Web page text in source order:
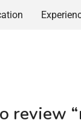
review